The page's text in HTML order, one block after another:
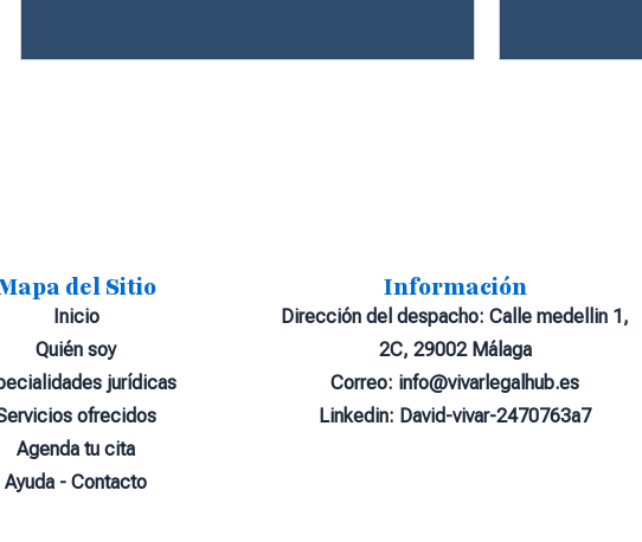
del Sitio
Inicio
Quién soy
jurídicas
ofrecidos
Agenda tu cita
Ayuda - Contacto
Información
Dirección del despacho: Calle medellin 1,
2C, 29002 Málaga
Correo: info@vivarlegalhub.es
Linkedin: David-vivar-2470763a7